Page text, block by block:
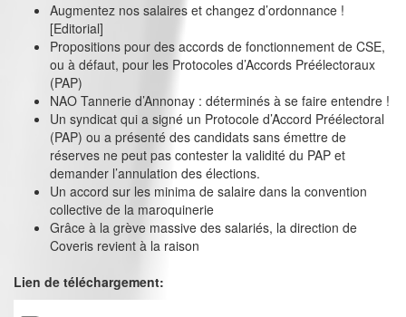
Augmentez nos salaires et changez d’ordonnance !
[Editorial]
Propositions pour des accords de fonctionnement de CSE,
ou à défaut, pour les Protocoles d’Accords Préélectoraux
(PAP)
NAO Tannerie d’Annonay : déterminés à se faire entendre !
Un syndicat qui a signé un Protocole d’Accord Préélectoral
(PAP) ou a présenté des candidats sans émettre de
réserves ne peut pas contester la validité du PAP et
demander l’annulation des élections.
Un accord sur les minima de salaire dans la convention
collective de la maroquinerie
Grâce à la grève massive des salariés, la direction de
Coveris revient à la raison
Lien de téléchargement: